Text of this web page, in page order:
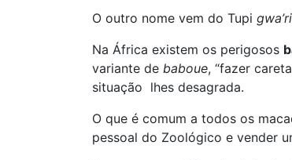
O outro nome vem do Tupi
Na África existem os perigosos
variante de baboue, “fazer
situação lhes desagrada.
O que é comum a todos os
pessoal do Zoológico e vender